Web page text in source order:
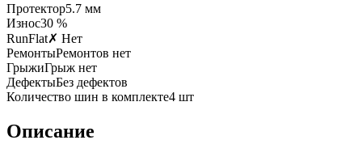
Протектор5.7 мм
Износ30 %
RunFlat✗ Нет
РемонтыРемонтов нет
ГрыжиГрыж нет
ДефектыБез дефектов
Количество шин в комплекте4 шт
Описание